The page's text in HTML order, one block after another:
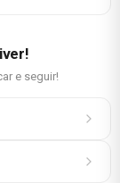
e seguir!